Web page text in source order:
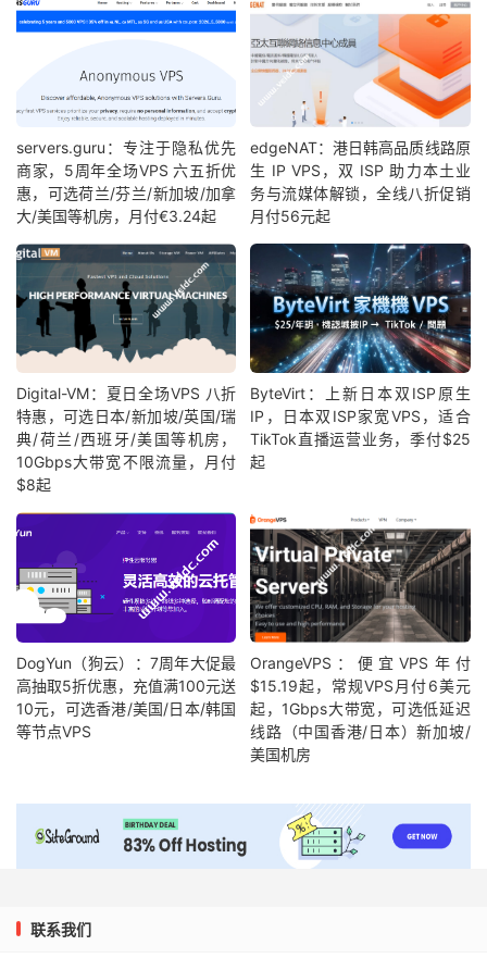
servers.guru：专注于隐私优先
商家，5周年全场VPS 六五折优
惠，可选荷兰/芬兰/新加坡/加拿
大/美国等机房，月付€3.24起
edgeNAT：港日韩高品质线路原
生 IP VPS，双 ISP 助力本土业
务与流媒体解锁，全线八折促销
月付56元起
Digital-VM：夏日全场VPS 八折
特惠，可选日本/新加坡/英国/瑞
典/荷兰/西班牙/美国等机房，
10Gbps大带宽不限流量，月付
$8起
ByteVirt：上新日本双ISP原生
IP，日本双ISP家宽VPS，适合
TikTok直播运营业务，季付$25
起
DogYun（狗云）：7周年大促最
高抽取5折优惠，充值满100元送
10元，可选香港/美国/日本/韩国
等节点VPS
OrangeVPS：便宜VPS年付
$15.19起，常规VPS月付6美元
起，1Gbps大带宽，可选低延迟
线路（中国香港/日本）新加坡/
美国机房
联系我们